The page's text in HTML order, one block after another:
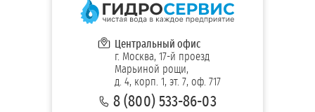
Центральный офис
г. Москва, 17-й проезд
Марьиной рощи,
д. 4, корп. 1, эт. 7, оф. 717
8 (800) 533-86-03